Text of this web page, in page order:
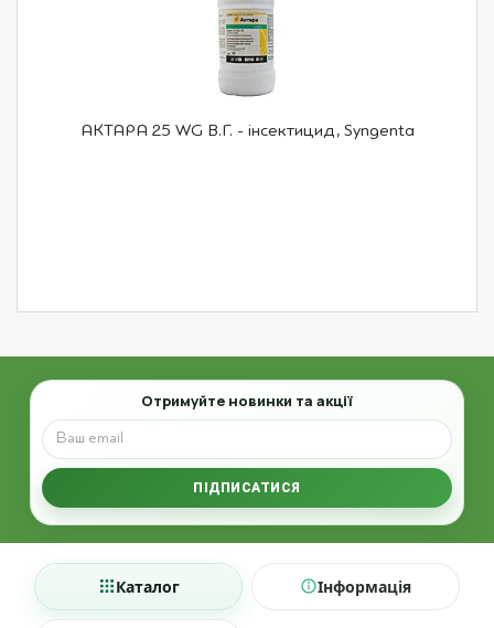
АКТАРА 25 WG В.Г. - інсектицид, Syngenta
Email
Отримуйте новинки та акції
ПІДПИСАТИСЯ
Каталог Інформація